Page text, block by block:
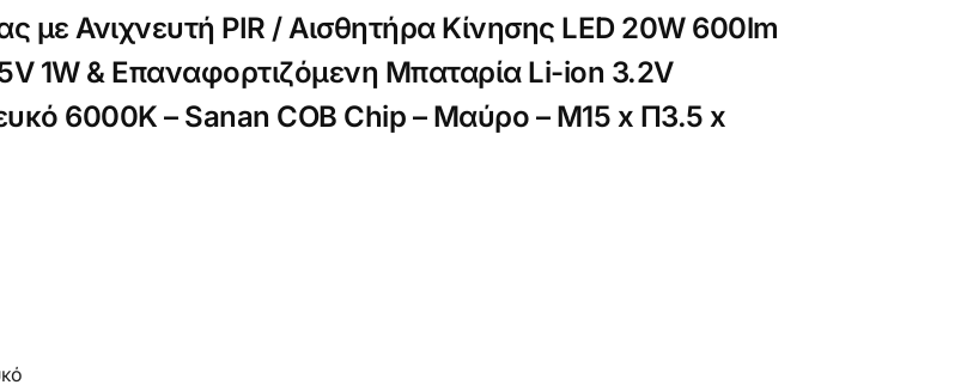
με Ανιχνευτή PIR / Αισθητήρα Κίνησης LED 20W 600lm
1W & Επαναφορτιζόμενη Μπαταρία Li-ion 3.2V
6000K – Sanan COB Chip – Μαύρο – Μ15 x Π3.5 x